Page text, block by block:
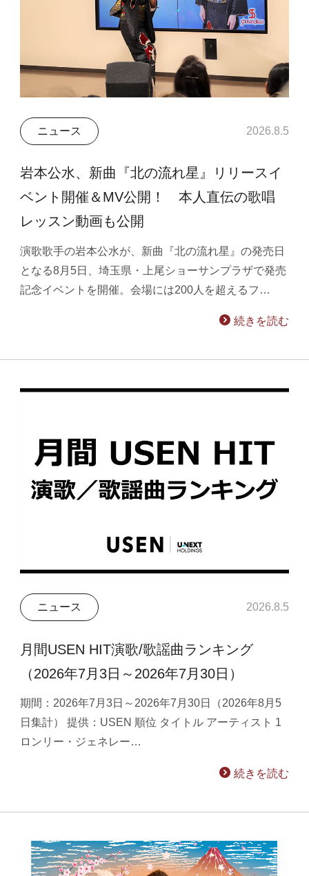
ニュース 2026.8.5
岩本公水、新曲『北の流れ星』リリースイ
ベント開催＆MV公開！ 本人直伝の歌唱
レッスン動画も公開
演歌歌手の岩本公水が、新曲『北の流れ星』の発売日
となる8月5日、埼玉県・上尾ショーサンプラザで発売
記念イベントを開催。会場には200人を超えるフ…
続きを読む
ニュース 2026.8.5
月間USEN HIT演歌/歌謡曲ランキング
（2026年7月3日～2026年7月30日）
期間：2026年7月3日～2026年7月30日（2026年8月5
日集計） 提供：USEN 順位 タイトル アーティスト 1
ロンリー・ジェネレー…
続きを読む